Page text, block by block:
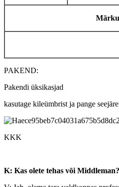
PAKEND:
Pakendi üksikasjad
kasutage kileümbrist ja pange
KKK
K: Kas olete tehas või Middleman?